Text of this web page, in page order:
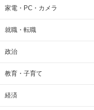
家電・PC・カメラ
就職・転職
政治
教育・子育て
経済